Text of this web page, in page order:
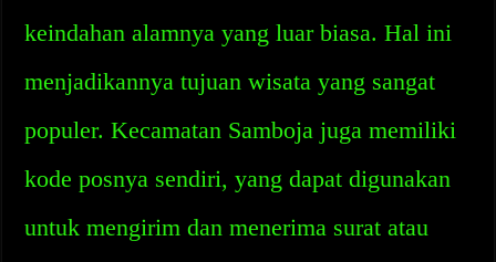
keindahan alamnya yang luar biasa. Hal ini
menjadikannya tujuan wisata yang sangat
populer. Kecamatan Samboja juga memiliki
kode posnya sendiri, yang dapat digunakan
untuk mengirim dan menerima surat atau